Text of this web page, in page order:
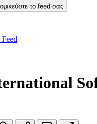
το feed σας
Feed